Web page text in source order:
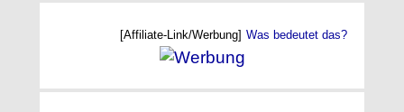
[Affiliate-Link/Werbung] Was bedeutet das?